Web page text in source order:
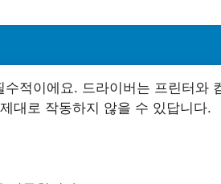
적이에요. 드라이버는 프린터와
대로 작동하지 않을 수 있답니다.